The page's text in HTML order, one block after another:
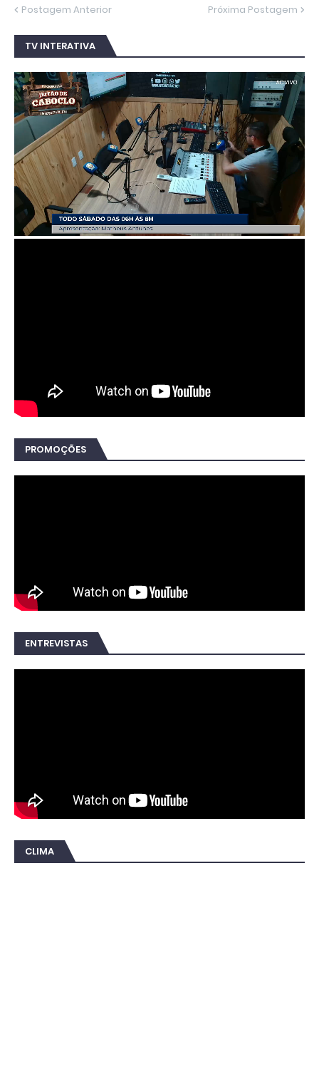
Postagem Anterior Próxima Postagem
TV INTERATIVA
PROMOÇÕES
ENTREVISTAS
CLIMA